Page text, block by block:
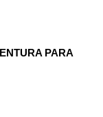
PARA